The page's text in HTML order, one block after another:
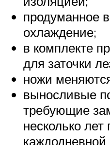
продуманное
охлаждение;
в комплекте
для заточки
ножи
выносливые
требующие
несколько лет
каждодневной